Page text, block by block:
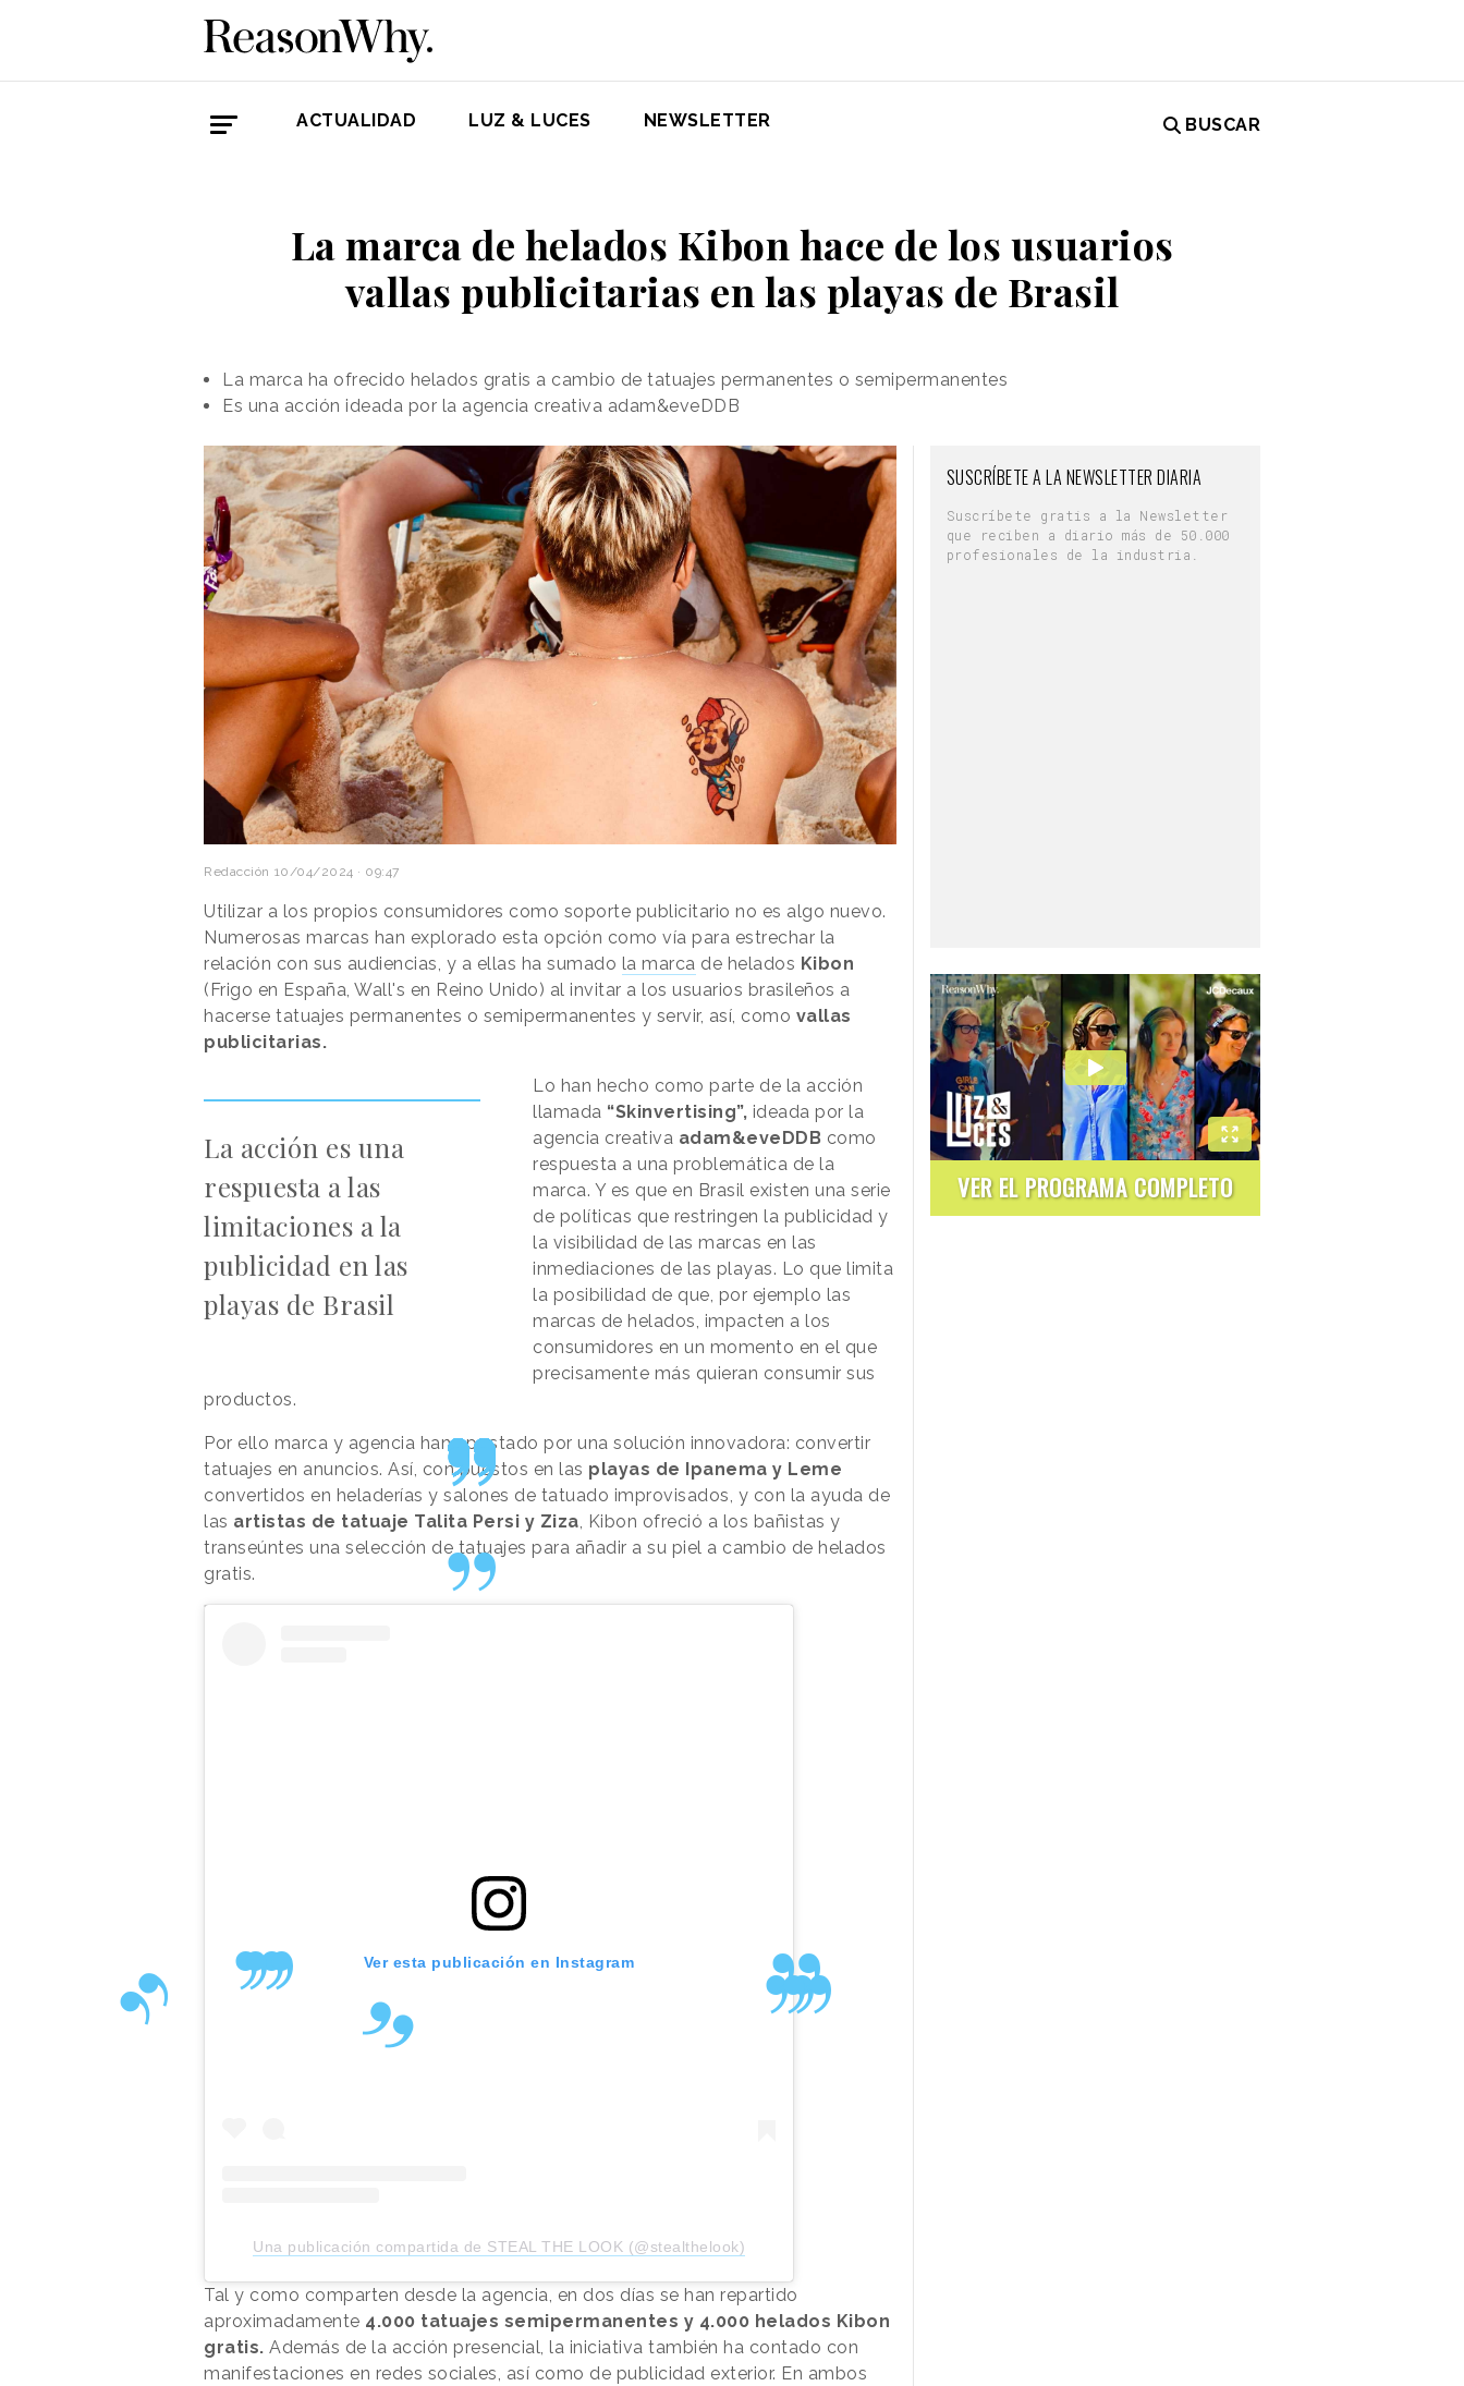
ACTUALIDAD LUZ & LUCES NEWSLETTER BUSCAR
La marca de helados Kibon hace de los usuarios
vallas publicitarias en las playas de Brasil
La marca ha ofrecido helados gratis a cambio de tatuajes permanentes o semipermanentes
Es una acción ideada por la agencia creativa adam&eveDDB
Redacción 10/04/2024 · 09:47
Utilizar a los propios consumidores como soporte publicitario no es algo nuevo.
Numerosas marcas han explorado esta opción como vía para estrechar la
relación con sus audiencias, y a ellas ha sumado la marca de helados Kibon
(Frigo en España, Wall's en Reino Unido) al invitar a los usuarios brasileños a
hacerse tatuajes permanentes o semipermanentes y servir, así, como vallas
publicitarias.
La acción es una
respuesta a las
limitaciones a la
publicidad en las
playas de Brasil
Lo han hecho como parte de la acción
llamada “Skinvertising”, ideada por la
agencia creativa adam&eveDDB como
respuesta a una problemática de la
marca. Y es que en Brasil existen una serie
de políticas que restringen la publicidad y
la visibilidad de las marcas en las
inmediaciones de las playas. Lo que limita
la posibilidad de que, por ejemplo las
marcas de helados, impacten a los
consumidores en un momento en el que
precisamente más quieran consumir sus
productos.
Por ello marca y agencia han apostado por una solución innovadora: convertir
tatuajes en anuncios. Así, con puestos en las playas de Ipanema y Leme
convertidos en heladerías y salones de tatuado improvisados, y con la ayuda de
las artistas de tatuaje Talita Persi y Ziza, Kibon ofreció a los bañistas y
transeúntes una selección de tatuajes para añadir a su piel a cambio de helados
gratis.
Ver esta publicación en Instagram
Una publicación compartida de STEAL THE LOOK (@stealthelook)
Tal y como comparten desde la agencia, en dos días se han repartido
aproximadamente 4.000 tatuajes semipermanentes y 4.000 helados Kibon
gratis. Además de la acción presencial, la iniciativa también ha contado con
manifestaciones en redes sociales, así como de publicidad exterior. En ambos
SUSCRÍBETE A LA NEWSLETTER DIARIA
Suscríbete gratis a la Newsletter
que reciben a diario más de 50.000
profesionales de la industria.
VER EL PROGRAMA COMPLETO